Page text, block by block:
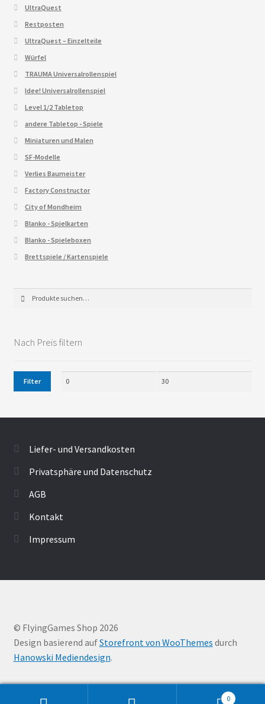
UltraQuest
Restposten
UltraQuest – Einzelteile
Würfel
TRAUMA Universalrollenspiel
Idee! Universalrollenspiel
Level 1/2 Tabletop
andere Tabletop - Spiele
Miniaturen und Malen
SF-Modelle
Verlies Baumeister
Factory Constructor
City of Mondheim
Blanko - Spielkarten
Blanko - Spieleboxen
Brettspiele / Kartenspiele
nach:
Nach Preis filtern
Filter
Liefer- und Versandkosten
Privatsphäre und Datenschutz
AGB
Kontakt
Impressum
© FlyingGames Shop 2026
Design basierend aufStorefront von WooThemes durch
Hanowski Mediendesign.
0